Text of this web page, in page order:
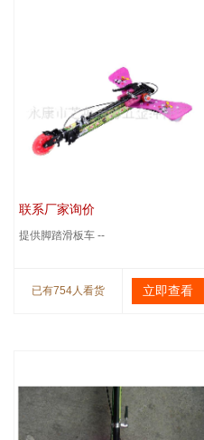
联系厂家询价
提供脚踏滑板车 --
已有754人看货 立即查看